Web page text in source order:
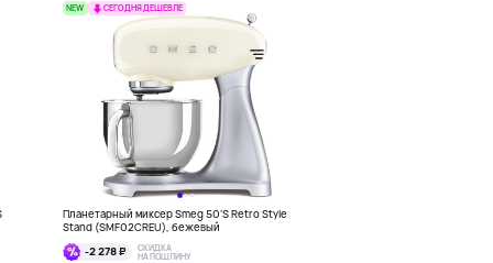
NEW СЕГОДНЯ ДЕШЕВЛЕ
Планетарный миксер Smeg 50’S Retro Style
Stand (SMF02CREU), бежевый
-2 278 ₽
СКИДКА
НА ПОШЛИНУ